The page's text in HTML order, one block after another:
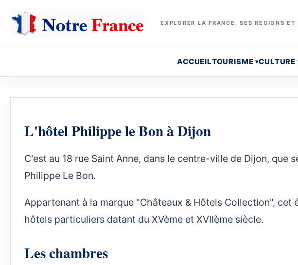
EXPLORER LA FRANCE, SES RÉGIONS ET
ACCUEILTOURISME CULTURE
L'hôtel Philippe le Bon à Dijon
C'est au 18 rue Saint Anne, dans le centre-ville de Dijon, que
Philippe Le Bon.
Appartenant à la marque "Châteaux & Hôtels Collection",
hôtels particuliers datant du XVème et XVIIème siècle.
Les chambres